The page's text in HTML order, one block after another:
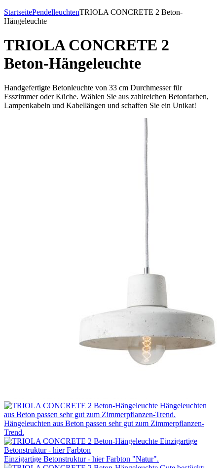
StartseitePendelleuchtenTRIOLA CONCRETE 2 Beton-
Hängeleuchte
TRIOLA CONCRETE 2
Beton-Hängeleuchte
Handgefertigte Betonleuchte von 33 cm Durchmesser für
Esszimmer oder Küche. Wählen Sie aus zahlreichen Betonfarben,
Lampenkabeln und Kabellängen und schaffen Sie ein Unikat!
Hängeleuchten aus Beton passen sehr gut zum Zimmerpflanzen-
Trend.
Einzigartige Betonstruktur - hier Farbton "Natur".